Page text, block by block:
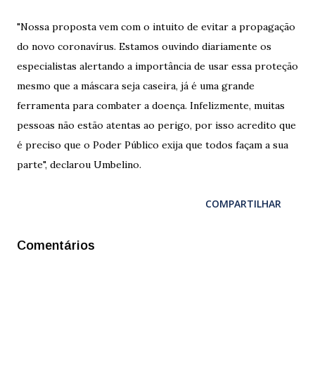
"Nossa proposta vem com o intuito de evitar a propagação
do novo coronavírus. Estamos ouvindo diariamente os
especialistas alertando a importância de usar essa proteção
mesmo que a máscara seja caseira, já é uma grande
ferramenta para combater a doença. Infelizmente, muitas
pessoas não estão atentas ao perigo, por isso acredito que
é preciso que o Poder Público exija que todos façam a sua
parte", declarou Umbelino.
COMPARTILHAR
Comentários